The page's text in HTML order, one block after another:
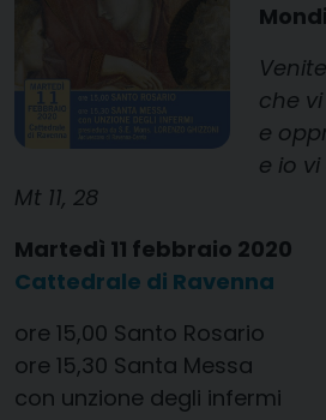
che
e
e io
Mt 11, 28
Martedì 11 febbraio 2020
Cattedrale di Ravenna
ore 15,00 Santo Rosario
ore 15,30 Santa Messa
con unzione degli infermi